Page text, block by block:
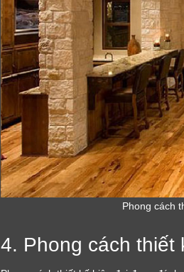
Phong cách
4. Phong cách thiết